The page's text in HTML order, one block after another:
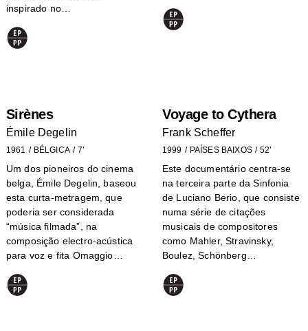
inspirado no…
Sirènes
Émile Degelin
1961 BÉLGICA 7’
Um dos pioneiros do cinema
belga, Émile Degelin, baseou
esta curta-metragem, que
poderia ser considerada
“música filmada”, na
composição electro-acústica
para voz e fita Omaggio…
Voyage to Cythera
Frank Scheffer
1999 PAÍSES BAIXOS 52’
Este documentário centra-se
na terceira parte da Sinfonia
de Luciano Berio, que consiste
numa série de citações
musicais de compositores
como Mahler, Stravinsky,
Boulez, Schönberg…